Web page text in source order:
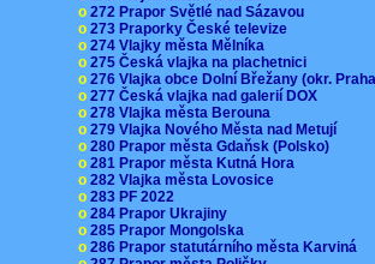
o 272 Prapor Světlé nad Sázavou
o 273 Praporky České televize
o 274 Vlajky města Mělníka
o 275 Česká vlajka na plachetnici
o 276 Vlajka obce Dolní Břežany (okr.
o 277 Česká vlajka nad galerií DOX
o 278 Vlajka města Berouna
o 279 Vlajka Nového Města nad Metují
o 280 Prapor města Gdaňsk (Polsko)
o 281 Prapor města Kutná Hora
o 282 Vlajka města Lovosice
o 283 PF 2022
o 284 Prapor Ukrajiny
o 285 Prapor Mongolska
o 286 Prapor statutárního města Karviná